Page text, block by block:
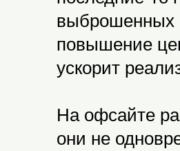
выброшенных
повышение
ускорит
На офсайте
они не